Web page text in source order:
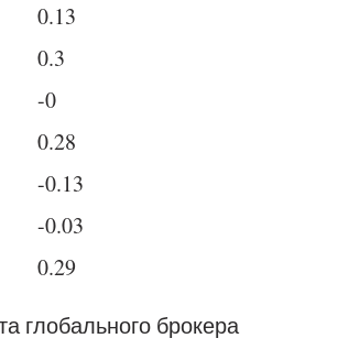
0.13
0.3
-0
0.28
-0.13
-0.03
0.29
глобального брокера